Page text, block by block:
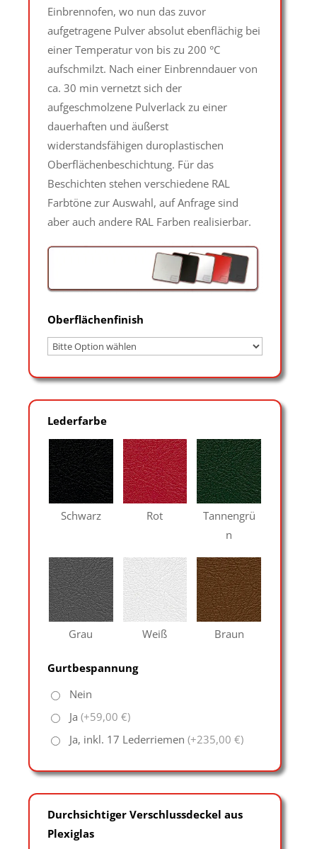
Einbrennofen, wo nun das zuvor
aufgetragene Pulver absolut ebenflächig bei
einer Temperatur von bis zu 200 °C
aufschmilzt. Nach einer Einbrenndauer von
ca. 30 min vernetzt sich der
aufgeschmolzene Pulverlack zu einer
dauerhaften und äußerst
widerstandsfähigen duroplastischen
Oberflächenbeschichtung. Für das
Beschichten stehen verschiedene RAL
Farbtöne zur Auswahl, auf Anfrage sind
aber auch andere RAL Farben realisierbar.
Oberflächenfinish
Lederfarbe
Schwarz Rot
Tannengrü
n
Grau Weiß Braun
Gurtbespannung
Nein
Ja (+59,00 €)
Ja, inkl. 17 Lederriemen (+235,00 €)
Durchsichtiger Verschlussdeckel aus
Plexiglas